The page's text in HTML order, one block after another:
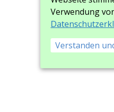
Verwendung
Verstanden